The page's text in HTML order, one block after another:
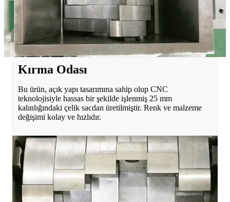
Kırma Odası
Bu ürün, açık yapı tasarımına sahip olup CNC
teknolojisiyle hassas bir şekilde işlenmiş 25 mm
kalınlığındaki çelik sacdan üretilmiştir. Renk ve malzeme
değişimi kolay ve hızlıdır.